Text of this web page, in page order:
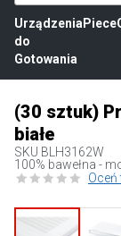
Urządzenia
do
Gotowania
Piece
(30 sztuk)
białe
SKU BLH3162W
100% bawełna -
Oceń